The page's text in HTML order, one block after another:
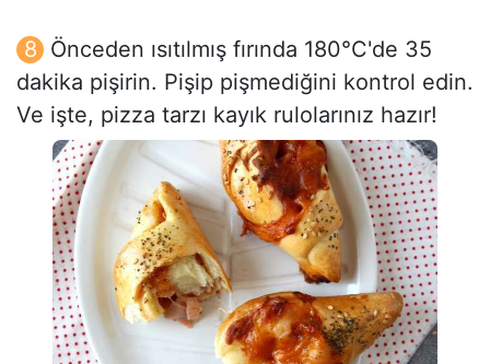
Önceden ısıtılmış fırında 180°C'de 35
dakika pişirin. Pişip pişmediğini kontrol edin.
Ve işte, pizza tarzı kayık rulolarınız hazır!